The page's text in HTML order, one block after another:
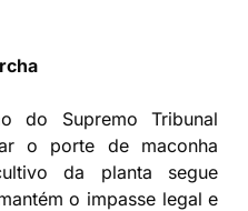
do Supremo Tribunal
o porte de maconha
da planta segue
o impasse legal e